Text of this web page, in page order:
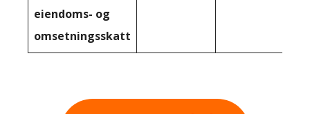
eiendoms- og
omsetningsskatt